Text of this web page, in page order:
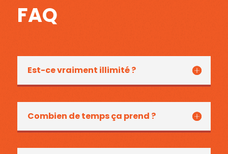
FAQ
Est-ce vraiment illimité ?
Combien de temps ça prend ?